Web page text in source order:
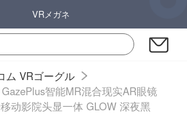
VRメガネ
ム VRゴーグル
智能MR混合现实AR眼镜
动影院头显一体 GLOW 深夜黑